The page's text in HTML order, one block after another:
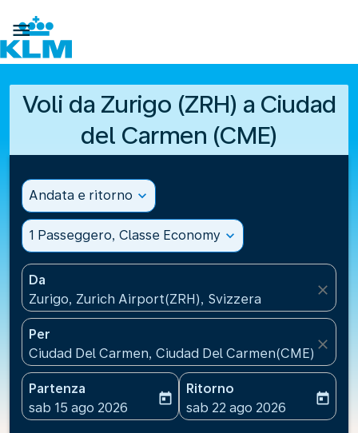

Voli da Zurigo (ZRH) a Ciudad
del Carmen (CME)
Andata e ritorno expand_more
1 Passeggero, Classe Economy expand_more
Da
Zurigo, Zurich Airport(ZRH), Svizzera
close
Per
Ciudad Del Carmen, Ciudad Del Carmen(CME),
close
Partenza
fc-booking-departure-date-aria-label
sab 15 ago 2026
today
Ritorno
fc-booking-return-date-
sab 22 ago 2026
today